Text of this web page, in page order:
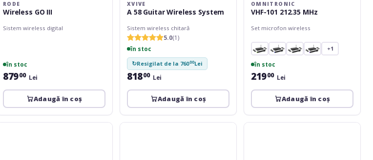
RODE
Wireless GO III
Sistem wireless digital
în stoc
87900 Lei
Adaugă în coș
XVIVE
A 58 Guitar Wireless System
Sistem wireless chitară
5.0(1)
în stoc
↻Resigilat de la 76000Lei
81800 Lei
Adaugă în coș
OMNITRONIC
VHF-101 212.35 MHz
Set microfon wireless
+1
în stoc
21900 Lei
Adaugă în coș
Rode
Audio-